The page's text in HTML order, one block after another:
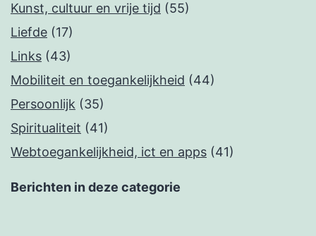
Kunst, cultuur en vrije tijd (55)
Liefde (17)
Links (43)
Mobiliteit en toegankelijkheid (44)
Persoonlijk (35)
Spiritualiteit (41)
Webtoegankelijkheid, ict en apps (41)
Berichten in deze categorie